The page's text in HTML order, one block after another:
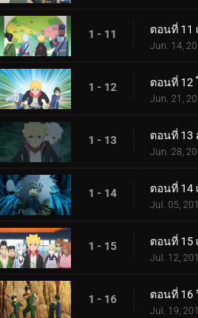
1 - 11 ตอนที่ 11
Jun. 14,
1 - 12 ตอนที่ 12
Jun. 21,
1 - 13 ตอนที่ 13
Jun. 28,
1 - 14
Jul. 05,
1 - 15 ตอนที่ 15
Jul. 12,
1 - 16
Jul. 19,